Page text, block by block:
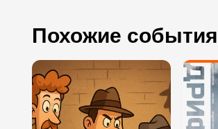
Похожие события